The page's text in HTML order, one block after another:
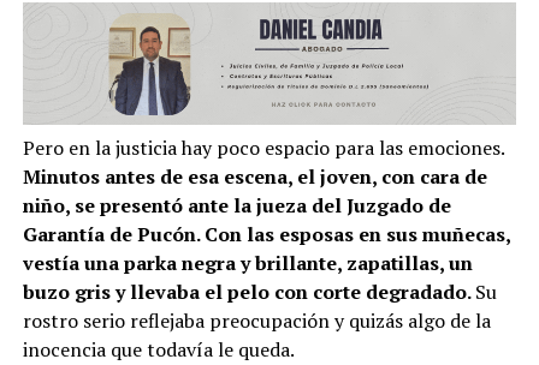
Pero en la justicia hay poco espacio para las emociones.
Minutos antes de esa escena, el joven, con cara de
niño, se presentó ante la jueza del Juzgado de
Garantía de Pucón. Con las esposas en sus muñecas,
vestía una parka negra y brillante, zapatillas, un
buzo gris y llevaba el pelo con corte degradado.Su
rostro serio reflejaba preocupación y quizás algo de la
inocencia que todavía le queda.